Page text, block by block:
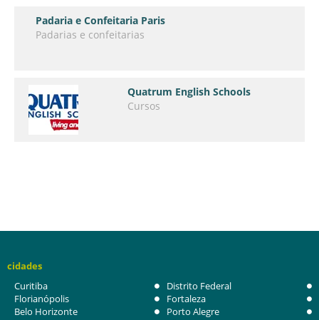
Padaria e Confeitaria Paris
Padarias e confeitarias
Quatrum English Schools
Cursos
cidades
Curitiba
Distrito Federal
Florianópolis
Fortaleza
Belo Horizonte
Porto Alegre